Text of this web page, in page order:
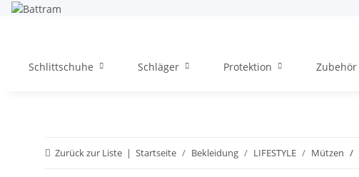
Schlittschuhe Schläger Protektion Zubehör
Zurück zur Liste Startseite Bekleidung LIFESTYLE Mützen